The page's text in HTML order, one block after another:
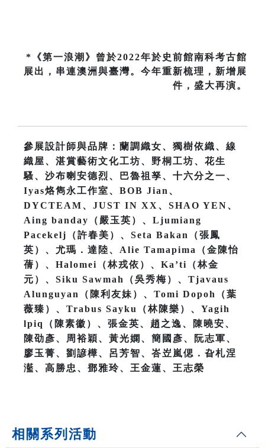
*《第一浪潮》曾於2022年於史前館南科考古館
展出，串連澳洲與臺灣。今年重新梳理，新增展
件，盛大再演。
參展設計師與品牌：蘭調織女、獨樹依織、線
織屋、湛賞藝術文化工坊、野桐工坊、花生
騷、沙布喇安德烈、巴魯祖孥、十六分之一、
Iyas烙雋永工作室、BOB Jian、
DYCTEAM、JUST IN XX、SHAO YEN、
Aing banday（嚴玉英）、Ljumiang
Pacekelj（許春美）、Seta Bakan（張鳳
英）、尤瑪．達陸、Alie Tamapima（金陳怡
蒨）、Halomei（林戎依）、Ka’ti（林金
元）、Siku Sawmah（吳秀梅）、Tjavaus
Alunguyan（陳利友妹）、Tomi Dopoh（葉
薇臻）、Trabus Sayku（林陳樂）、Yagih
lpiq（陳素徽）、張金英、趙之逸、陳曉安、
陳劭彥、周裕穎、黃光嫻、簡國彥、阮志軍、
廖玉菁、劉諺樺、呂芳智、峇岦嵐偲．旮札涅
灆、高勝忠、鄧雅玲、王金蓮、王志榮
相關系列活動